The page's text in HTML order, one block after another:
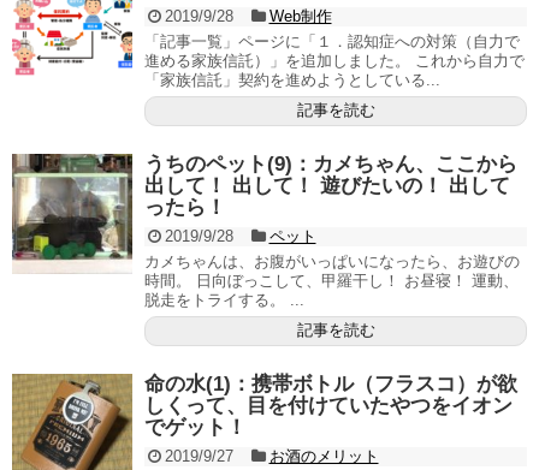
2019/9/28
Web制作
「記事一覧」ページに「１．認知症への対策（自力で
進める家族信託）」を追加しました。 これから自力で
「家族信託」契約を進めようとしている...
記事を読む
うちのペット(9)：カメちゃん、ここから
出して！ 出して！ 遊びたいの！ 出して
ったら！
2019/9/28
ペット
カメちゃんは、お腹がいっぱいになったら、お遊びの
時間。 日向ぼっこして、甲羅干し！ お昼寝！ 運動、
脱走をトライする。 ...
記事を読む
命の水(1)：携帯ボトル（フラスコ）が欲
しくって、目を付けていたやつをイオン
でゲット！
2019/9/27
お酒のメリット